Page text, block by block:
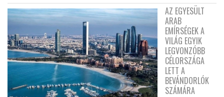
AZ EGYESÜLT
ARAB
EMÍRSÉGEK A
VILÁG EGYIK
LEGVONZÓBB
CÉLORSZÁGA
LETT A
BEVÁNDORLÓK
SZÁMÁRA